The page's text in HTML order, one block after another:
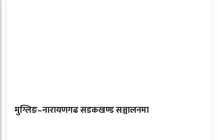
मुग्लिङ–नारायणगढ सडकखण्ड सञ्चालनमा